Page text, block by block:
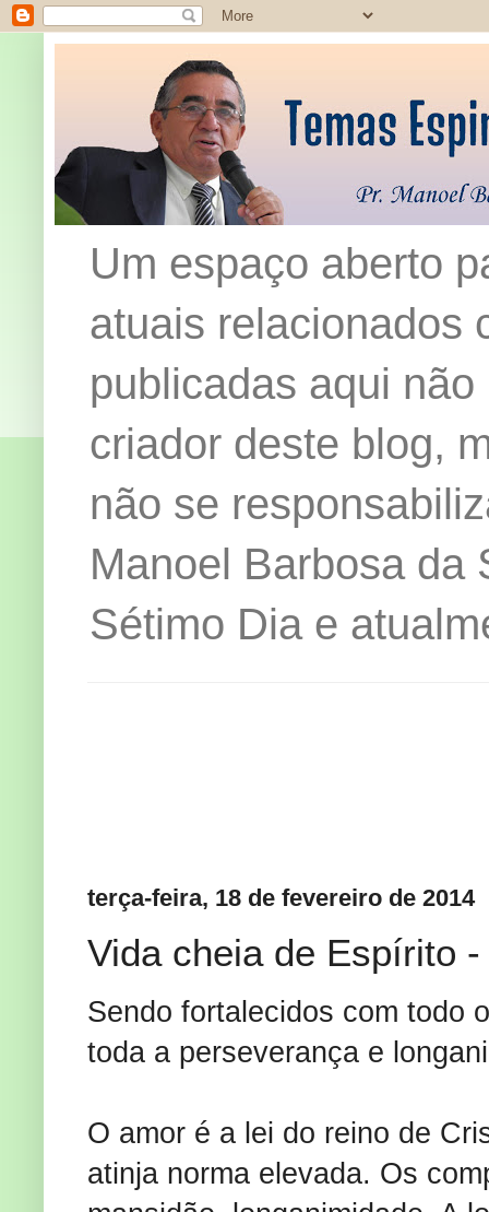
Um espaço aberto
atuais relacionados
publicadas aqui
criador deste blog,
não se
Manoel Barbosa da
Sétimo Dia e
terça-feira, 18 de fevereiro de 2014
Vida cheia de Espírito
Sendo fortalecidos com todo
toda a perseverança e
O amor é a lei do reino de
atinja norma elevada. Os